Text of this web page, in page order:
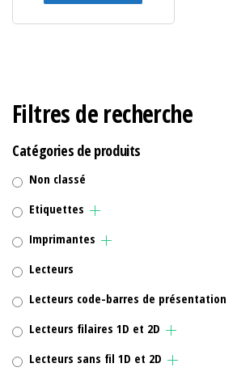
Filtres de recherche
Catégories de produits
Non classé
Etiquettes
Imprimantes
Lecteurs
Lecteurs code-barres de présentation
Lecteurs filaires 1D et 2D
Lecteurs sans fil 1D et 2D